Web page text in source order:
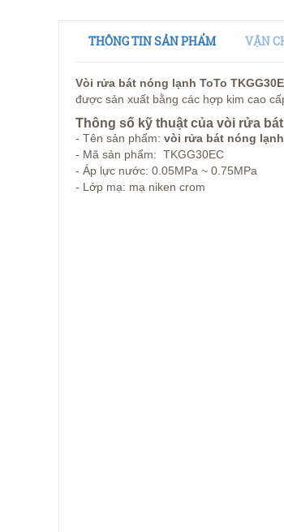
THÔNG TIN SẢN PHẨM VẬN
Vòi rửa bát nóng lạnh ToTo
được sản xuất bằng các hợp kim cao
Thông số kỹ thuật của vòi rửa
- Tên sản phẩm: vòi rửa bát nóng lạnh
- Mã sản phẩm: TKGG30EC
- Áp lực nước: 0.05MPa ~ 0.75MPa
- Lớp mạ: mạ niken crom